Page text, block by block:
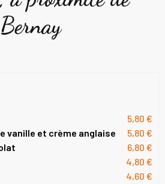
Bernay
5,80 €
vanille et crème anglaise
5,80 €
6,80 €
4,80 €
4,60 €